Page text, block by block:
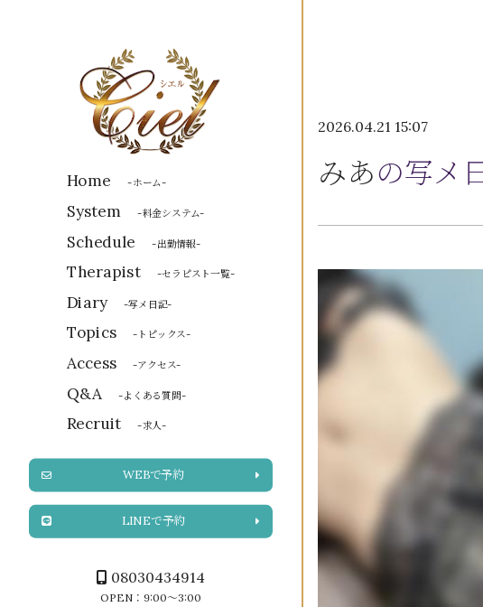
Home -ホーム-
System -料金システム-
Schedule -出勤情報-
Therapist -セラピスト一覧-
Diary -写メ日記-
Topics -トピックス-
Access -アクセス-
Q&A -よくある質問-
Recruit -求人-
WEBで予約
LINEで予約
08030434914
OPEN：9:00～3:00
2026.04.21 15:07
みあの写メ